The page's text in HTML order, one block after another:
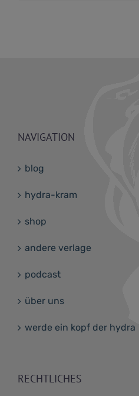
NAVIGATION
blog
hydra-kram
shop
andere verlage
podcast
über uns
werde ein kopf der hydra
RECHTLICHES